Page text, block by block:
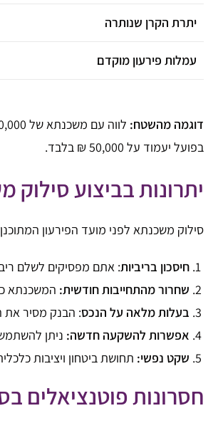
יתרת הקרן שנותרה
עמלות פירעון מוקדם
דוגמה מהשטח:
בפועל יעמוד על 50,000 ₪ בלבד.
יתרונות בביצוע סילוק
סילוק משכנתא לפני מועד הפירעון
חיסכון בריביות: אתם מפסיקים לשלם
שחרור מהתחייבות חודשית: המשכנתא
בעלות מלאה על הנכס: הבנק מסיר את
אפשרות להשקעה חדשה: ניתן
שקט נפשי: תחושת ביטחון ויציבות
חסרונות פוטנציאלים